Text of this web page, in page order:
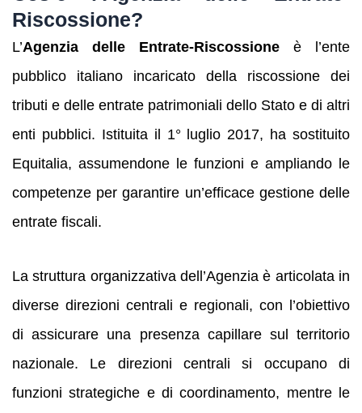
Riscossione?
L’Agenzia delle Entrate-Riscossione è l’ente
pubblico italiano incaricato della riscossione dei
tributi e delle entrate patrimoniali dello Stato e di altri
enti pubblici. Istituita il 1° luglio 2017, ha sostituito
Equitalia, assumendone le funzioni e ampliando le
competenze per garantire un’efficace gestione delle
entrate fiscali.
La struttura organizzativa dell’Agenzia è articolata in
diverse direzioni centrali e regionali, con l’obiettivo
di assicurare una presenza capillare sul territorio
nazionale. Le direzioni centrali si occupano di
funzioni strategiche e di coordinamento, mentre le